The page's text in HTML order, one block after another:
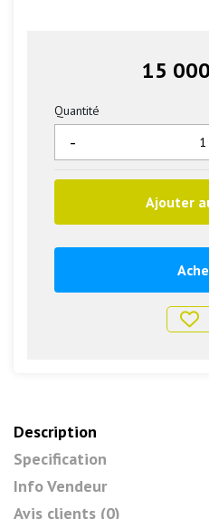
15
Quantité
-
Ajouter
Description
Specification
Info Vendeur
Avis clients (0)